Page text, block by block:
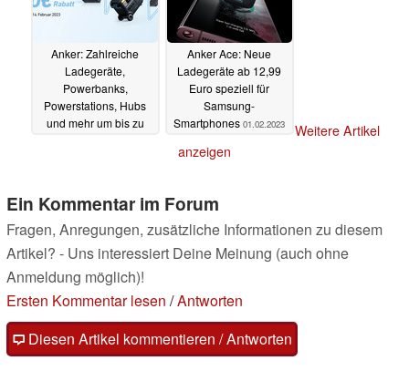
Anker: Zahlreiche
Ladegeräte,
Powerbanks,
Powerstations, Hubs
und mehr um bis zu
Anker Ace: Neue
Ladegeräte ab 12,99
Euro speziell für
Samsung-
Smartphones 01.02.2023
Weitere Artikel
anzeigen
Ein Kommentar im Forum
Fragen, Anregungen, zusätzliche Informationen zu diesem
Artikel? - Uns interessiert Deine Meinung (auch ohne
Anmeldung möglich)!
Ersten Kommentar lesen /Antworten
Diesen Artikel kommentieren / Antworten